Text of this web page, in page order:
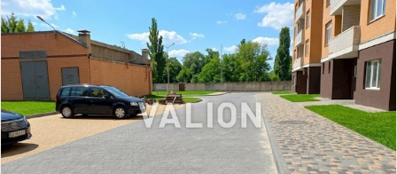
садки, банки, пошти. До метро Дарниця 10 хвилин пішки. Ціна
175 000 у.о.Тел.093 405 40 48 Тетяна valion.ua/1120026